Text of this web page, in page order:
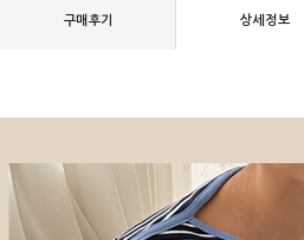
구매후기 상세정보